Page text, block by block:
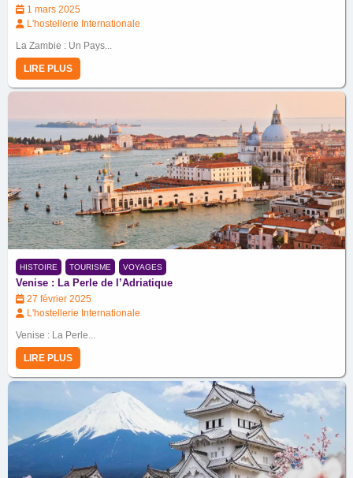
1 mars 2025
L'hostellerie Internationale
La Zambie : Un Pays...
LIRE PLUS
HISTOIRE TOURISME VOYAGES
Venise : La Perle de l’Adriatique
27 février 2025
L'hostellerie Internationale
Venise : La Perle...
LIRE PLUS